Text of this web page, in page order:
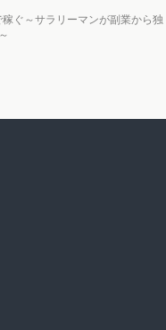
ぐ～サラリーマンが副業から独